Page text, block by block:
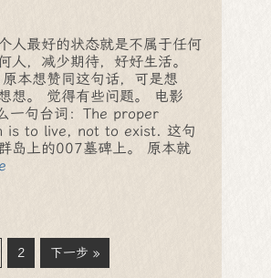
人最好的状态就是不属于任何
人，减少期待，好好生活。
本想赞同这句话，可是想
想。 觉得有些问题。 电影
一句台词：The proper
is to live, not to exist. 这句
岛上的007墓碑上。 原本就
2 下一步 »